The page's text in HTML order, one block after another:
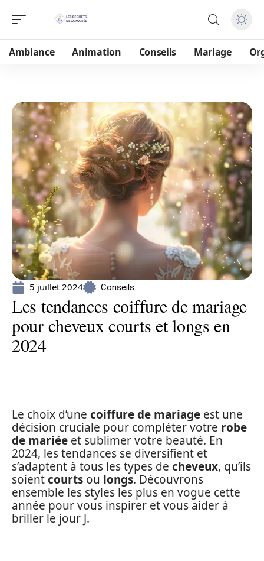
Ambiance Animation Conseils Mariage
5 juillet 2024 Conseils
Les tendances coiffure de mariage
pour cheveux courts et longs en
2024
Le choix d’une coiffure de mariage est une
décision cruciale pour compléter votre robe
de mariée et sublimer votre beauté. En
2024, les tendances se diversifient et
s’adaptent à tous les types de cheveux, qu’ils
soientcourts ou longs. Découvrons
ensemble les styles les plus en vogue cette
année pour vous inspirer et vous aider à
briller le jour J.